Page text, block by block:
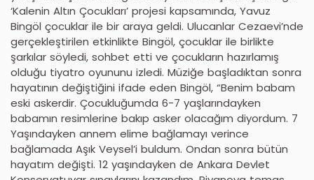
‘Kalenin Altın Çocukları’ projesi kapsamında, Yavuz
Bingöl çocuklar ile bir araya geldi. Ulucanlar Cezaevi’nde
gerçekleştirilen etkinlikte Bingöl, çocuklar ile birlikte
şarkılar söyledi, sohbet etti ve çocukların hazırlamış
olduğu tiyatro oyununu izledi. Müziğe başladıktan sonra
hayatının değiştiğini ifade eden Bingöl, “Benim babam
eski askerdir. Çocukluğumda 6-7 yaşlarındayken
babamın resimlerine bakıp asker olacağım diyordum. 7
Yaşındayken annem elime bağlamayı verince
bağlamada Aşık Veysel’i buldum. Ondan sonra bütün
hayatım değişti. 12 yaşındayken de Ankara Devlet